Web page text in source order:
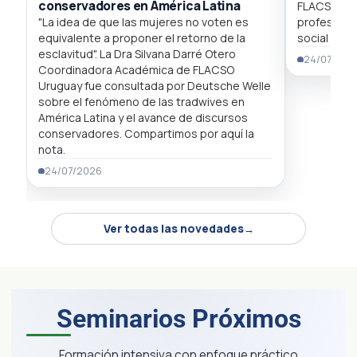
conservadores en América Latina
"La idea de que las mujeres no voten es
equivalente a proponer el retorno de la
esclavitud". La Dra Silvana Darré Otero
Coordinadora Académica de FLACSO
Uruguay fue consultada por Deutsche Welle
sobre el fenómeno de las tradwives en
América Latina y el avance de discursos
conservadores. Compartimos por aquí la
nota.
24/07/2026
FLACSO
social y la
24/07/
Ver todas las novedades
Seminarios Próximos